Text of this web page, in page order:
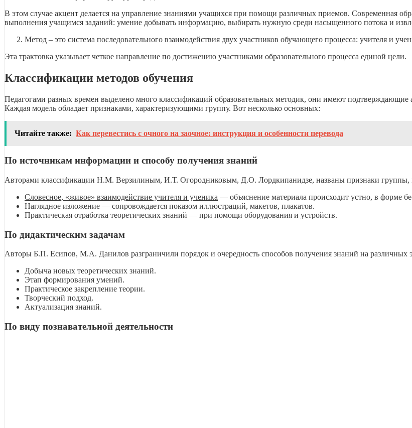
В этом случае акцент делается на управление знаниями учащихся при помощи различных приемов. Современная
выполнения учащимся заданий: умение добывать информацию, выбирать нужную среди насыщенного потока и
Метод – это система последовательного взаимодействия двух участников обучающего процесса: учителя и
Эта трактовка указывает четкое направление по достижению участниками образовательного процесса единой цели.
Классификации методов обучения
Педагогами разных времен выделено много классификаций образовательных методик, они имеют
Каждая модель обладает признаками, характеризующими группу. Вот несколько основных:
Читайте также: Как перевестись с очного на заочное: инструкция и особенности перевода
По источникам информации и способу получения знаний
Авторами классификации Н.М. Верзилиным, И.Т. Огородниковым, Д.О. Лордкипанидзе, названы признаки
Словесное, «живое» взаимодействие учителя и ученика — объяснение материала происходит устно, в форме
Наглядное изложение — сопровождается показом иллюстраций, макетов, плакатов.
Практическая отработка теоретических знаний — при помощи оборудования и устройств.
По дидактическим задачам
Авторы Б.П. Есипов, М.А. Данилов разграничили порядок и очередность способов получения знаний на различных
Добыча новых теоретических знаний.
Этап формирования умений.
Практическое закрепление теории.
Творческий подход.
Актуализация знаний.
По виду познавательной деятельности